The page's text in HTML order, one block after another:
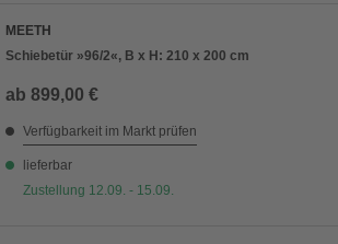
MEETH
Schiebetür »96/2«, B x H: 210 x 200 cm
ab 899,00 €
Verfügbarkeit im Markt prüfen
lieferbar
Zustellung 12.09. - 15.09.